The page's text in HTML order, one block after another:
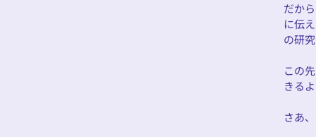
だか
に伝
の研
この
きる
さあ